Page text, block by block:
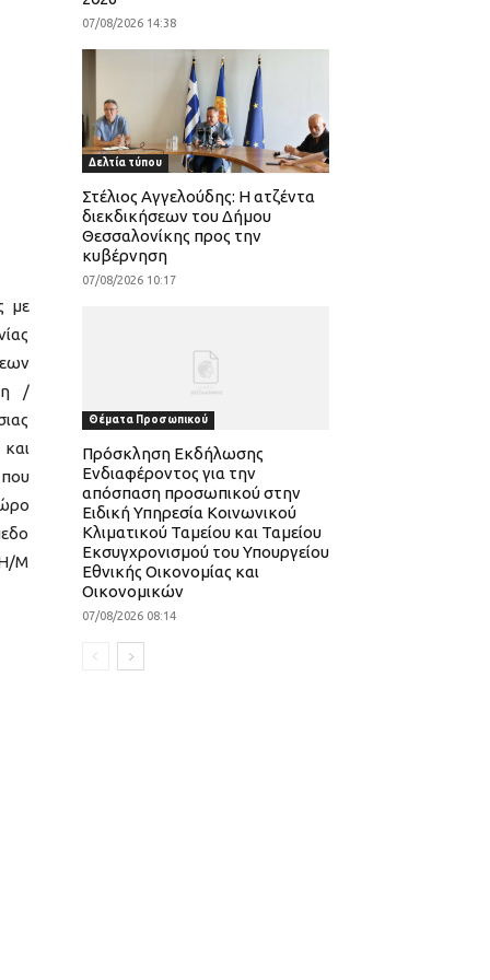
με
/
Η/Μ
07/08/2026 14:38
Δελτία τύπου
Στέλιος Αγγελούδης: Η ατζέντα
διεκδικήσεων του Δήμου
Θεσσαλονίκης προς την
κυβέρνηση
07/08/2026 10:17
Θέματα Προσωπικού
Πρόσκληση Εκδήλωσης
Ενδιαφέροντος για την
απόσπαση προσωπικού στην
Ειδική Υπηρεσία Κοινωνικού
Κλιματικού Ταμείου και Ταμείου
Εκσυγχρονισμού του Υπουργείου
Εθνικής Οικονομίας και
Οικονομικών
07/08/2026 08:14